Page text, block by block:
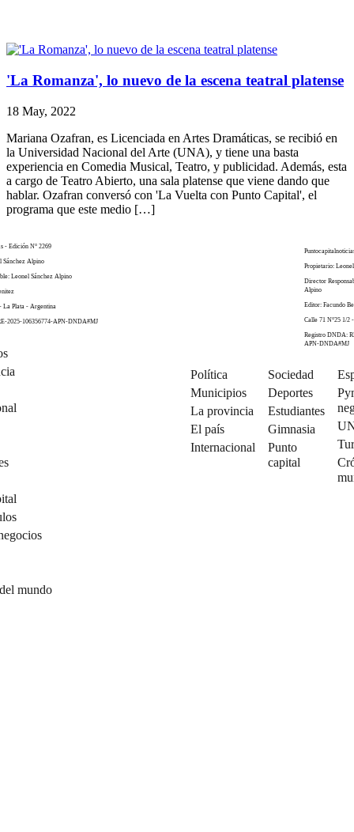
'La Romanza', lo nuevo de la escena teatral platense
18 May, 2022
Mariana Ozafran, es Licenciada en Artes Dramáticas, se recibió en
la Universidad Nacional del Arte (UNA), y tiene una basta
experiencia en Comedia Musical, Teatro, y publicidad. Además, esta
a cargo de Teatro Abierto, una sala platense que viene dando que
hablar. Ozafran conversó con 'La Vuelta con Punto Capital', el
programa que este medio […]
- Edición N° 2269
Sánchez Alpino
Leonel Sánchez Alpino
La Plata - Argentina
2025-106356774-APN-DNDA#MJ
mundo
Propietario:
Director
Alpino
Editor: Facundo
Calle 71 N°25 1/2
Registro DNDA:
APN-DNDA#MJ
Política
Municipios
La provincia
El país
Internacional
Sociedad
Deportes
Estudiantes
Gimnasia
Punto
capital